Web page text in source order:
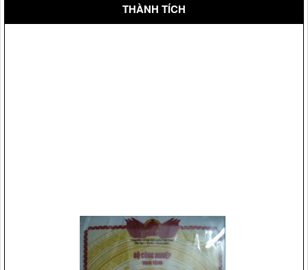
Vệ sỹ Võ Đường Ngọc Hòa bảo vệ hội nghị Apec 14
THÀNH TÍCH